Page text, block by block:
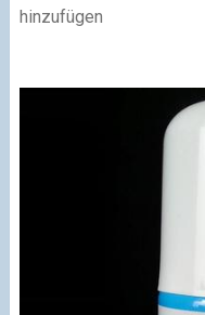
hinzufügen